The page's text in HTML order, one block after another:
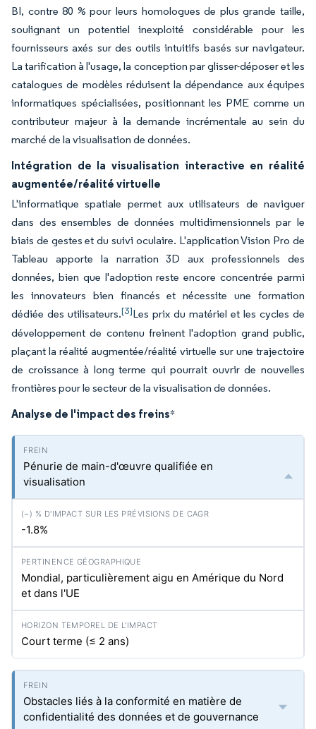
BI, contre 80 % pour leurs homologues de plus grande taille,
soulignant un potentiel inexploité considérable pour les
fournisseurs axés sur des outils intuitifs basés sur navigateur.
La tarification à l'usage, la conception par glisser-déposer et les
catalogues de modèles réduisent la dépendance aux équipes
informatiques spécialisées, positionnant les PME comme un
contributeur majeur à la demande incrémentale au sein du
marché de la visualisation de données.
Intégration de la visualisation interactive en réalité
augmentée/réalité virtuelle
L'informatique spatiale permet aux utilisateurs de naviguer
dans des ensembles de données multidimensionnels par le
biais de gestes et du suivi oculaire. L'application Vision Pro de
Tableau apporte la narration 3D aux professionnels des
données, bien que l'adoption reste encore concentrée parmi
les innovateurs bien financés et nécessite une formation
dédiée des utilisateurs.[3]Les prix du matériel et les cycles de
développement de contenu freinent l'adoption grand public,
plaçant la réalité augmentée/réalité virtuelle sur une trajectoire
de croissance à long terme qui pourrait ouvrir de nouvelles
frontières pour le secteur de la visualisation de données.
Analyse de l'impact des freins*
Pénurie de main-d'œuvre qualifiée en
visualisation
-1.8%
Mondial, particulièrement aigu en Amérique du Nord
et dans l'UE
Court terme (≤ 2 ans)
Obstacles liés à la conformité en matière de
confidentialité des données et de gouvernance